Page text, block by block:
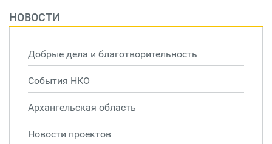
НОВОСТИ
Добрые дела и благотворительность
События НКО
Архангельская область
Новости проектов